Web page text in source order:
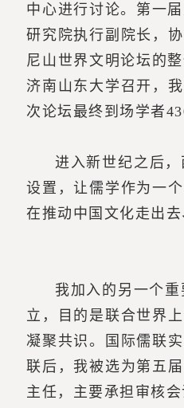
中心进行讨论。第一
研究院执行副院长，
尼山世界文明论坛的
济南山东大学召开，
次论坛最终到场学者
进入新世纪之后
设置，让儒学作为一
在推动中国文化走出
我加入的另一个
立，目的是联合世界
凝聚共识。国际儒联
联后，我被选为第五
主任，主要承担审核